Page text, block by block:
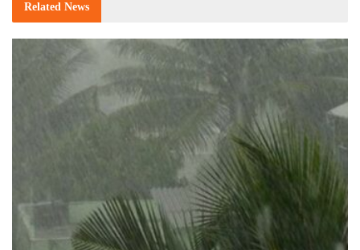
Related News